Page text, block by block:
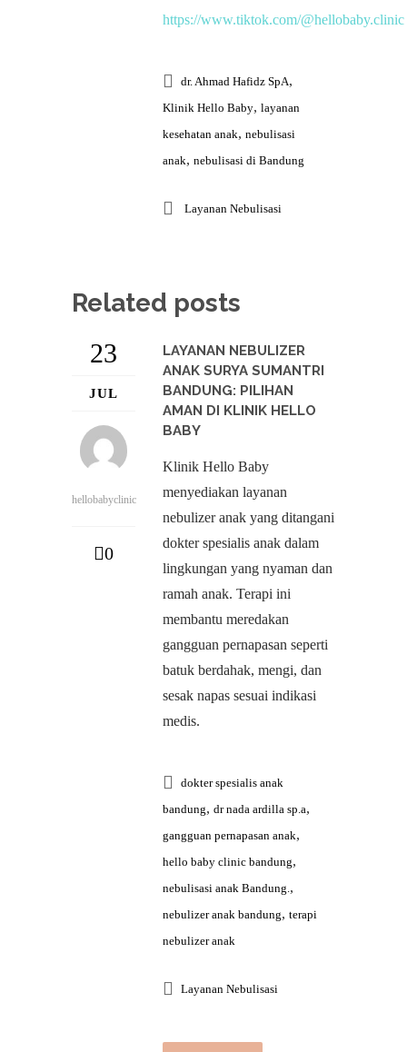
https://www.tiktok.com/@hellobaby.clinic
dr. Ahmad Hafidz SpA,
Klinik Hello Baby, layanan
kesehatan anak, nebulisasi
anak, nebulisasi di Bandung
Layanan Nebulisasi
Related posts
23
JUL
hellobabyclinic
0
LAYANAN NEBULIZER
ANAK SURYA SUMANTRI
BANDUNG: PILIHAN
AMAN DI KLINIK HELLO
BABY
Klinik Hello Baby
menyediakan layanan
nebulizer anak yang ditangani
dokter spesialis anak dalam
lingkungan yang nyaman dan
ramah anak. Terapi ini
membantu meredakan
gangguan pernapasan seperti
batuk berdahak, mengi, dan
sesak napas sesuai indikasi
medis.
dokter spesialis anak
bandung, dr nada ardilla sp.a,
gangguan pernapasan anak,
hello baby clinic bandung,
nebulisasi anak Bandung.,
nebulizer anak bandung, terapi
nebulizer anak
Layanan Nebulisasi